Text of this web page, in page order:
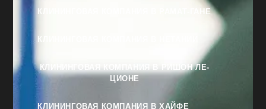
КЛИНИНГОВАЯ КОМПАНИЯ В РАМАТ-ГАНЕ
КЛИНИНГОВАЯ КОМПАНИЯ В НЕТАНИИ
КЛИНИНГОВАЯ КОМПАНИЯ В РИШОН ЛЕ-
ЦИОНЕ
КЛИНИНГОВАЯ КОМПАНИЯ В ХАЙФЕ